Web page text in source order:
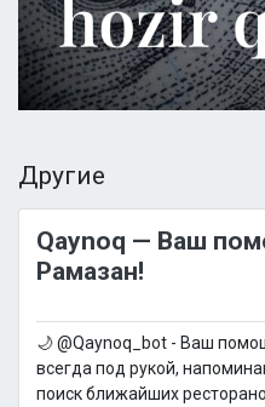
Другие
Qaynoq — Ваш
Рамазан!
🌙 @Qaynoq_bot - Ваш
всегда под рукой,
поиск ближайших